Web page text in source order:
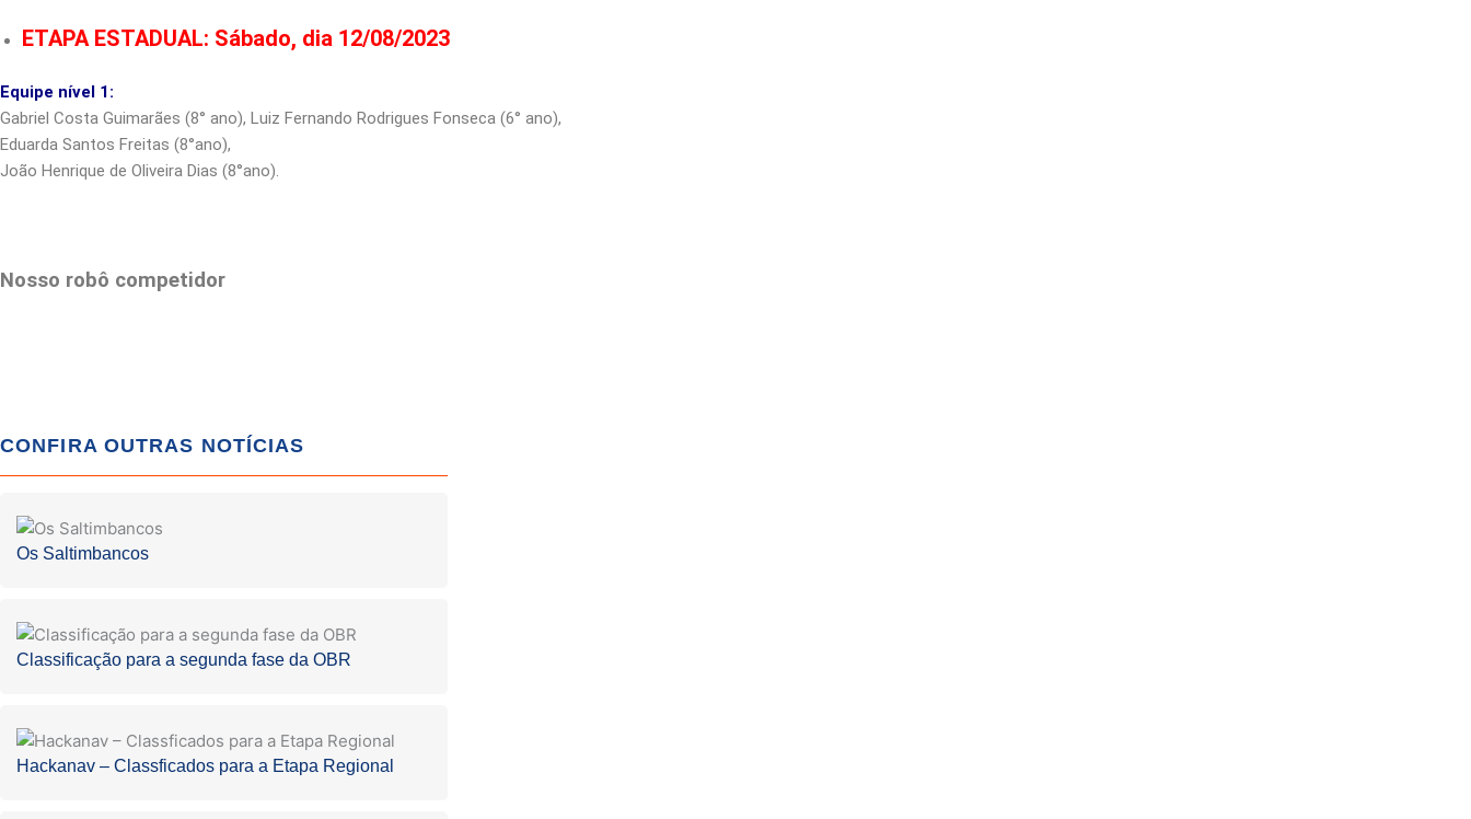
ETAPA ESTADUAL: Sábado, dia 12/08/2023
Equipe nível 1:
Gabriel Costa Guimarães (8° ano), Luiz Fernando Rodrigues Fonseca (6° ano),
Eduarda Santos Freitas (8°ano),
João Henrique de Oliveira Dias (8°ano).
Nosso robô competidor
CONFIRA OUTRAS NOTÍCIAS
Os Saltimbancos
Classificação para a segunda fase da OBR
Hackanav – Classficados para a Etapa Regional